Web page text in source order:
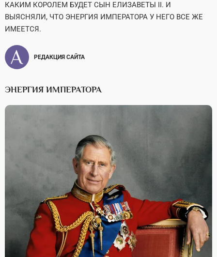
КАКИМ КОРОЛЕМ БУДЕТ СЫН ЕЛИЗАВЕТЫ II. И
ВЫЯСНЯЛИ, ЧТО ЭНЕРГИЯ ИМПЕРАТОРА У НЕГО ВСЕ ЖЕ
ИМЕЕТСЯ.
РЕДАКЦИЯ САЙТА
ЭНЕРГИЯ ИМПЕРАТОРА